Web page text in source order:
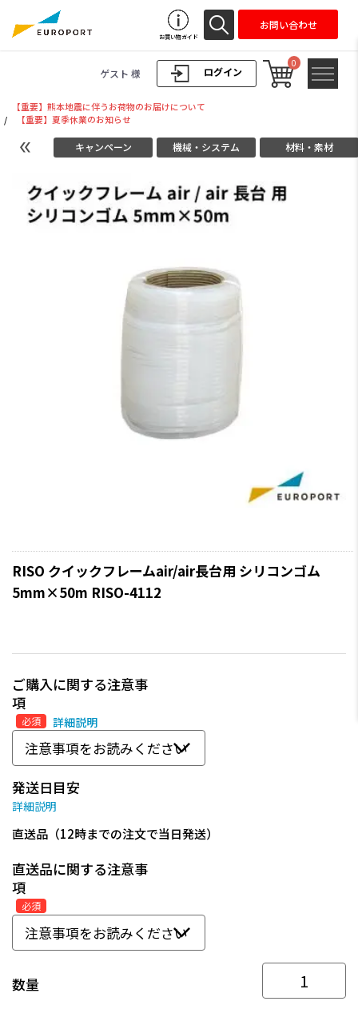
ログイン
ゲスト 様
0
お買い物ガイド
お問い合わせ
【重要】熊本地震に伴うお荷物のお届けについて
/
【重要】夏季休業のお知らせ
キャンペーン 機械・システム 材料・素材
RISO クイックフレームair/air長台用 シリコンゴム
5mm×50m RISO-4112
ご購入に関する注意事
項
必須 詳細説明
発送日目安
詳細説明
直送品（12時までの注文で当日発送）
直送品に関する注意事
項
必須
数量